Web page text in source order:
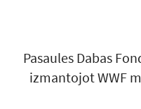
Pasaules Dabas
izmantojot WWF